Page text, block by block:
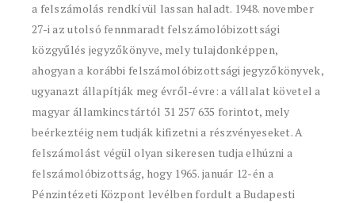
a felszámolás rendkívül lassan haladt. 1948. november
27-i az utolsó fennmaradt felszámolóbizottsági
közgyűlés jegyzőkönyve, mely tulajdonképpen,
ahogyan a korábbi felszámolóbizottsági jegyzőkönyvek,
ugyanazt állapítják meg évről-évre: a vállalat követel a
magyar államkincstártól 31 257 635 forintot, mely
beérkeztéig nem tudják kifizetni a részvényeseket. A
felszámolást végül olyan sikeresen tudja elhúzni a
felszámolóbizottság, hogy 1965. január 12-én a
Pénzintézeti Központ levélben fordult a Budapesti